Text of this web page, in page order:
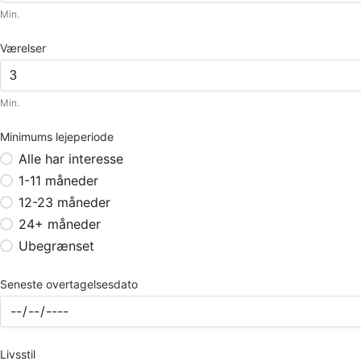
Min.
Værelser
Min.
Minimums lejeperiode
Alle har interesse
1-11 måneder
12-23 måneder
24+ måneder
Ubegrænset
Seneste overtagelsesdato
Livsstil